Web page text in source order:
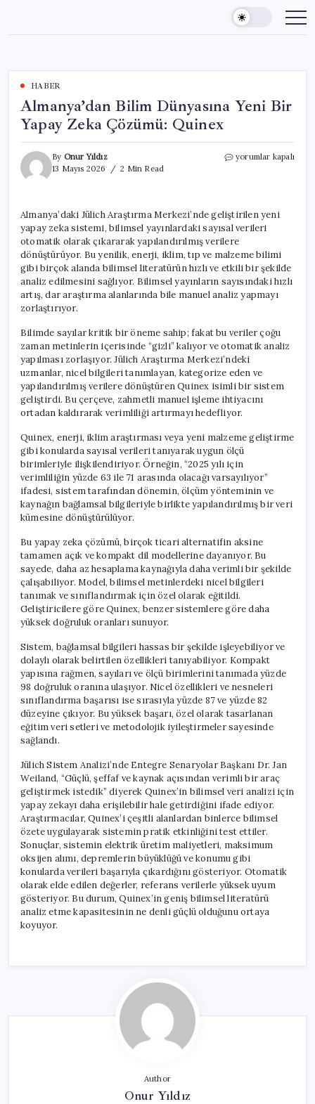
content
HABER
Almanya’dan Bilim Dünyasına Yeni Bir
Yapay Zeka Çözümü: Quinex
By Onur Yıldız
13 Mayıs 2026
2 Min Read
Almanya’dan
Yapay
Zeka
Çözümü:
Quinex
için
yorumlar kapalı
Almanya’daki Jülich Araştırma Merkezi’nde geliştirilen yeni
yapay zeka sistemi, bilimsel yayınlardaki sayısal verileri
otomatik olarak çıkararak yapılandırılmış verilere
dönüştürüyor. Bu yenilik, enerji, iklim, tıp ve malzeme bilimi
gibi birçok alanda bilimsel literatürün hızlı ve etkili bir şekilde
analiz edilmesini sağlıyor. Bilimsel yayınların sayısındaki hızlı
artış, dar araştırma alanlarında bile manuel analiz yapmayı
zorlaştırıyor.
Bilimde sayılar kritik bir öneme sahip; fakat bu veriler çoğu
zaman metinlerin içerisinde “gizli” kalıyor ve otomatik analiz
yapılması zorlaşıyor. Jülich Araştırma Merkezi’ndeki
uzmanlar, nicel bilgileri tanımlayan, kategorize eden ve
yapılandırılmış verilere dönüştüren Quinex isimli bir sistem
geliştirdi. Bu çerçeve, zahmetli manuel işleme ihtiyacını
ortadan kaldırarak verimliliği artırmayı hedefliyor.
Quinex, enerji, iklim araştırması veya yeni malzeme geliştirme
gibi konularda sayısal verileri tanıyarak uygun ölçü
birimleriyle ilişkilendiriyor. Örneğin, “2025 yılı için
verimliliğin yüzde 63 ile 71 arasında olacağı varsayılıyor”
ifadesi, sistem tarafından dönemin, ölçüm yönteminin ve
kaynağın bağlamsal bilgileriyle birlikte yapılandırılmış bir veri
kümesine dönüştürülüyor.
Bu yapay zeka çözümü, birçok ticari alternatifin aksine
tamamen açık ve kompakt dil modellerine dayanıyor. Bu
sayede, daha az hesaplama kaynağıyla daha verimli bir şekilde
çalışabiliyor. Model, bilimsel metinlerdeki nicel bilgileri
tanımak ve sınıflandırmak için özel olarak eğitildi.
Geliştiricilere göre Quinex, benzer sistemlere göre daha
yüksek doğruluk oranları sunuyor.
Sistem, bağlamsal bilgileri hassas bir şekilde işleyebiliyor ve
dolaylı olarak belirtilen özellikleri tanıyabiliyor. Kompakt
yapısına rağmen, sayıları ve ölçü birimlerini tanımada yüzde
98 doğruluk oranına ulaşıyor. Nicel özellikleri ve nesneleri
sınıflandırma başarısı ise sırasıyla yüzde 87 ve yüzde 82
düzeyine çıkıyor. Bu yüksek başarı, özel olarak tasarlanan
eğitim veri setleri ve metodolojik iyileştirmeler sayesinde
sağlandı.
Jülich Sistem Analizi’nde Entegre Senaryolar Başkanı Dr. Jan
Weiland, “Güçlü, şeffaf ve kaynak açısından verimli bir araç
geliştirmek istedik” diyerek Quinex’in bilimsel veri analizi için
yapay zekayı daha erişilebilir hale getirdiğini ifade ediyor.
Araştırmacılar, Quinex’i çeşitli alanlardan binlerce bilimsel
özete uygulayarak sistemin pratik etkinliğini test ettiler.
Sonuçlar, sistemin elektrik üretim maliyetleri, maksimum
oksijen alımı, depremlerin büyüklüğü ve konumu gibi
konularda verileri başarıyla çıkardığını gösteriyor. Otomatik
olarak elde edilen değerler, referans verilerle yüksek uyum
gösteriyor. Bu durum, Quinex’in geniş bilimsel literatürü
analiz etme kapasitesinin ne denli güçlü olduğunu ortaya
koyuyor.
Author
Onur Yıldız